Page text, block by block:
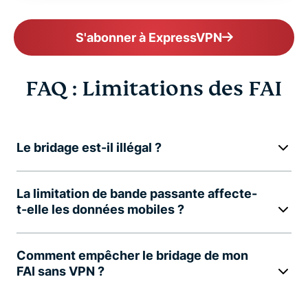
S'abonner à ExpressVPN
FAQ : Limitations des FAI
Le bridage est-il illégal ?
La limitation de bande passante affecte-
t-elle les données mobiles ?
Comment empêcher le bridage de mon
FAI sans VPN ?